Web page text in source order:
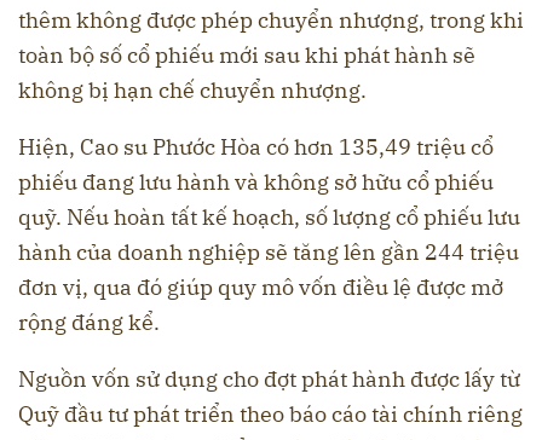
thêm không được phép chuyển nhượng, trong khi
toàn bộ số cổ phiếu mới sau khi phát hành sẽ
không bị hạn chế chuyển nhượng.
Hiện, Cao su Phước Hòa có hơn 135,49 triệu cổ
phiếu đang lưu hành và không sở hữu cổ phiếu
quỹ. Nếu hoàn tất kế hoạch, số lượng cổ phiếu lưu
hành của doanh nghiệp sẽ tăng lên gần 244 triệu
đơn vị, qua đó giúp quy mô vốn điều lệ được mở
rộng đáng kể.
Nguồn vốn sử dụng cho đợt phát hành được lấy từ
Quỹ đầu tư phát triển theo báo cáo tài chính riêng